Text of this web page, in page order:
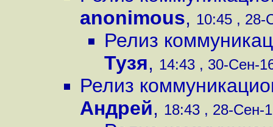
anonimous, 10:45 , 28-
Релиз
Тузя, 14:43 , 30-Сен-
Релиз
Андрей, 18:43 , 28-Сен-